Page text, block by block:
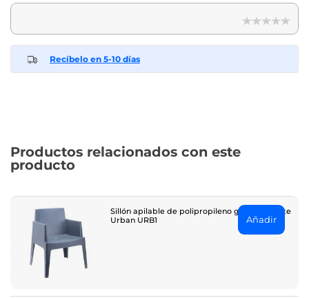
Recíbelo en 5-10 días
Productos relacionados con este
producto
Sillón apilable de polipropileno gris resistente
Urban URB1
Añadir